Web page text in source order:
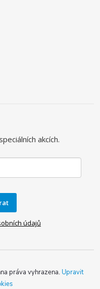
akcích.
údajů
práva vyhrazena. Upravit